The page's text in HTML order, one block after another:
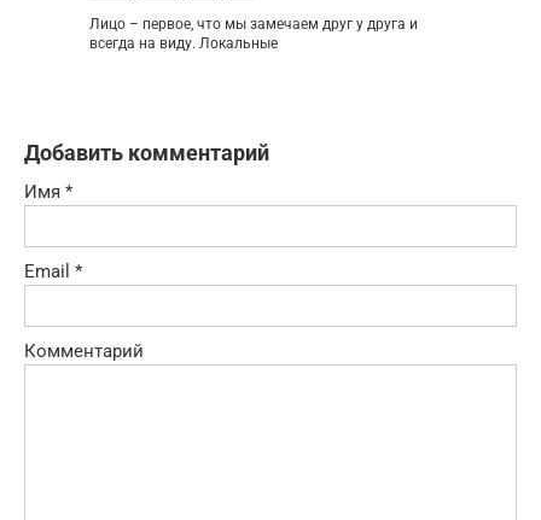
Лицо – первое, что мы замечаем друг у друга и
всегда на виду. Локальные
Добавить комментарий
Имя *
Email *
Комментарий